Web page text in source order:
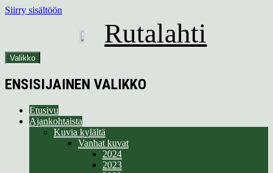
Siirry sisältöön
Rutalahti
Valikko
ENSISIJAINEN VALIKKO
Etusivu
Ajankohtaista
Kuvia kylältä
Vanhat kuvat
2024
2023